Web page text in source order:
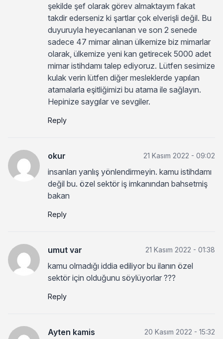
şekilde şef olarak görev almaktayım fakat
takdir ederseniz ki şartlar çok elverişli değil. Bu
duyuruyla heyecanlanan ve son 2 senede
sadece 47 mimar alınan ülkemize biz mimarlar
olarak, ülkemize yeni kan getirecek 5000 adet
mimar istihdamı talep ediyoruz. Lütfen sesimize
kulak verin lütfen diğer mesleklerde yapılan
atamalarla eşitliğimizi bu atama ile sağlayın.
Hepinize saygılar ve sevgiler.
Reply
okur 21 Kasım 2022 - 09:02
insanları yanlış yönlendirmeyin. kamu istihdamı
değil bu. özel sektör iş imkanından bahsetmiş
bakan
Reply
umut var 21 Kasım 2022 - 01:38
kamu olmadığı iddia ediliyor bu ilanın özel
sektör için olduğunu söylüyorlar ???
Reply
Ayten kamis 20 Kasım 2022 - 15:32